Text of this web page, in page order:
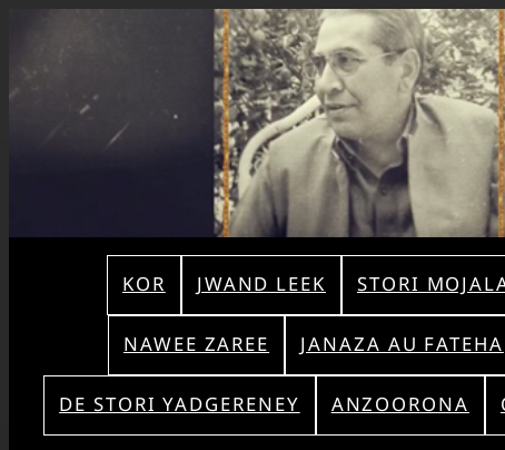
KOR JWAND LEEK STORI
NAWEE ZAREE
JANAZA AU FATEHA
DE STORI YADGERENEY
ANZOORONA